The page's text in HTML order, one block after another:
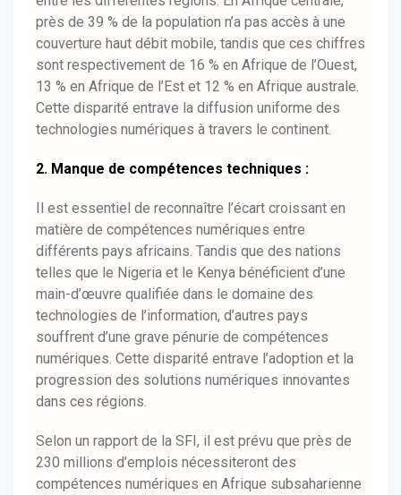
près de 39 % de la population n’a pas accès à une
couverture haut débit mobile, tandis que ces chiffres
sont respectivement de 16 % en Afrique de l’Ouest,
13 % en Afrique de l’Est et 12 % en Afrique australe.
Cette disparité entrave la diffusion uniforme des
technologies numériques à travers le continent.
2. Manque de compétences techniques :
Il est essentiel de reconnaître l’écart croissant en
matière de compétences numériques entre
différents pays africains. Tandis que des nations
telles que le Nigeria et le Kenya bénéficient d’une
main-d’œuvre qualifiée dans le domaine des
technologies de l’information, d’autres pays
souffrent d’une grave pénurie de compétences
numériques. Cette disparité entrave l’adoption et la
progression des solutions numériques innovantes
dans ces régions.
Selon un rapport de la SFI, il est prévu que près de
230 millions d’emplois nécessiteront des
compétences numériques en Afrique subsaharienne